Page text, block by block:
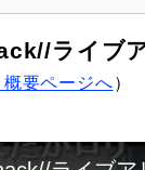
ライブ
要ページへ）